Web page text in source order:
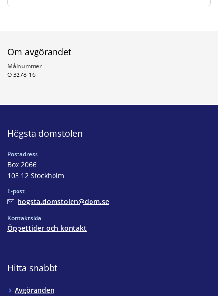
Om avgörandet
Målnummer
Ö 3278-16
Högsta domstolen
Postadress
Box 2066
103 12 Stockholm
E-post
hogsta.domstolen@dom.se
Kontaktsida
Öppettider och kontakt
Hitta snabbt
Avgöranden